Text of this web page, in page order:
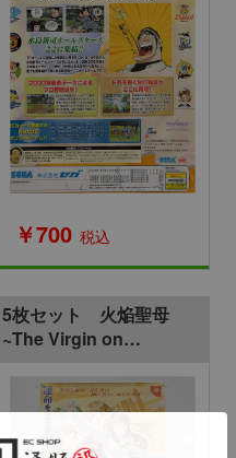
￥700 税込
5枚セット 火焔聖母
~The Virgin on
唯」/同級生2「舞島可
憐」 他